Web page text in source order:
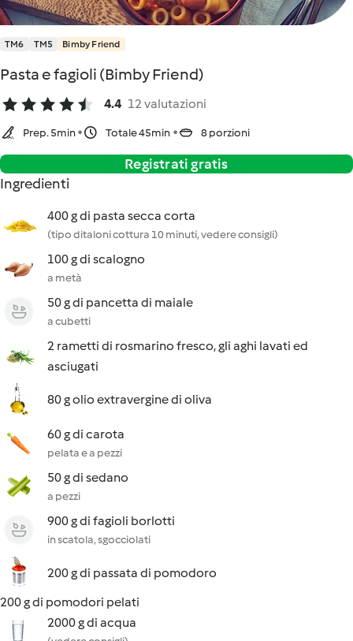
TM6 TM5 Bimby Friend
Pasta e fagioli (Bimby Friend)
4.4 12 valutazioni
Prep. 5min Totale 45min 8 porzioni
Registrati gratis
Ingredienti
400 g di pasta secca corta
(tipo ditaloni cottura 10 minuti, vedere consigli)
100 g di scalogno
a metà
50 g di pancetta di maiale
a cubetti
2 rametti di rosmarino fresco, gli aghi lavati ed
asciugati
80 g olio extravergine di oliva
60 g di carota
pelata e a pezzi
50 g di sedano
a pezzi
900 g di fagioli borlotti
in scatola, sgocciolati
200 g di passata di pomodoro
200 g di pomodori pelati
2000 g di acqua